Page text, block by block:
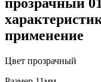
прозрачный
применение
Цвет прозрачный